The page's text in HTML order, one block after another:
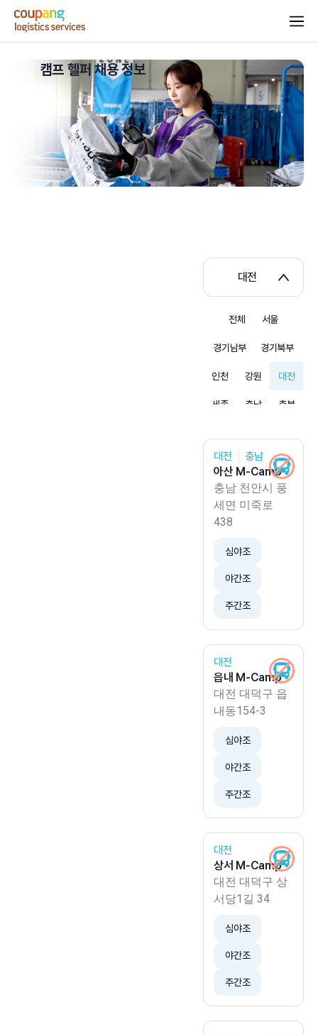
캠프 헬퍼 채용 정보
대전
전체 서울
경기남부 경기북부
인천 강원 대전
세종 충남 충북
경북 대구 광주
전남 전북 제주
대전 충남
아산 M-Camp
충남 천안시 풍
세면 미죽로
438
심야조
야간조
주간조
대전
읍내 M-Camp
대전 대덕구 읍
내동154-3
심야조
야간조
주간조
대전
상서 M-Camp
대전 대덕구 상
서당1길 34
심야조
야간조
주간조